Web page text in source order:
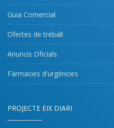
Guia Comercial
Ofertes de treball
Anuncis Oficials
Fàrmacies d'urgències
PROJECTE EIX DIARI